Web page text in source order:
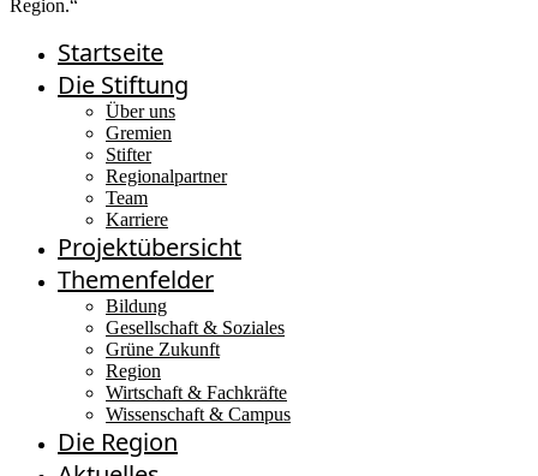
Startseite
Die Stiftung
Über uns
Gremien
Stifter
Regionalpartner
Team
Karriere
Projektübersicht
Themenfelder
Bildung
Gesellschaft & Soziales
Grüne Zukunft
Region
Wirtschaft & Fachkräfte
Wissenschaft & Campus
Die Region